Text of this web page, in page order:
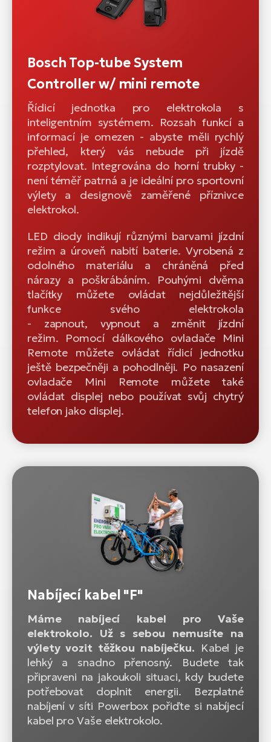
Bosch Top-tube System
Controller w/ mini remote
Řídicí jednotka pro elektrokola s
inteligentním systémem. Rozsah funkcí a
informací je omezen - abyste měli rychlý
přehled, který vás nebude při jízdě
rozptylovat. Integrována do horní trubky -
není téměř patrná a je ideální pro sportovní
výlety a designově zaměřené příznivce
elektrokol.
LED diody indikují různými barvami jízdní
režim a úroveň nabití baterie. Vyrobená z
odolného materiálu a chráněná před
nárazy a poškrábáním. Pouhými dvěma
tlačítky můžete ovládat nejdůležitější
funkce svého elektrokola
- zapnout, vypnout a změnit jízdní
režim. Pomocí dálkového ovladače Mini
Remote můžete ovládat řídicí jednotku
ještě bezpečněji a pohodlněji. Po nasazení
ovladače Mini Remote můžete také
ovládat displej nebo používat svůj chytrý
telefon jako displej.
Nabíjecí kabel "F"
Máme nabíjecí kabel pro Vaše
elektrokolo. Už s sebou nemusíte na
výlety vozit těžkou nabíječku. Kabel je
lehký a snadno přenosný. Budete tak
připraveni na jakoukoli situaci, kdy budete
potřebovat doplnit energii. Bezplatné
nabíjení v síti Powerbox pořiďte si nabíjecí
kabel pro Vaše elektrokolo.